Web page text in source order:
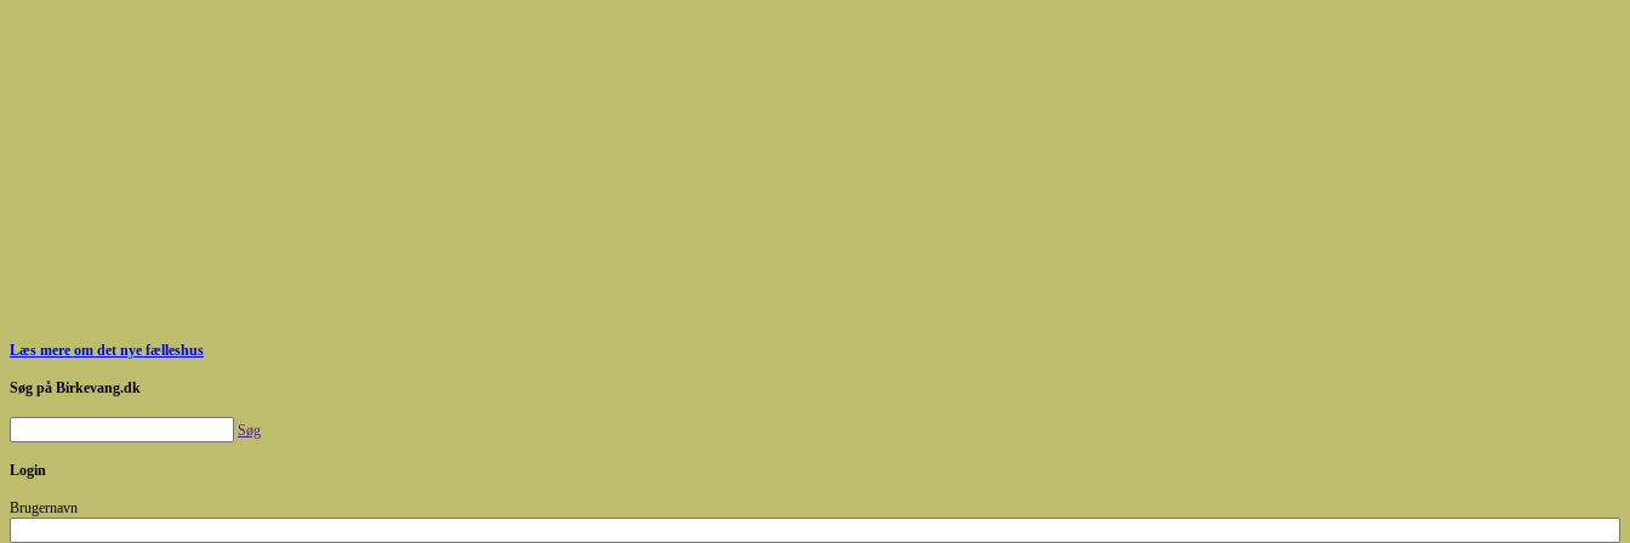
Læs mere om det nye fælleshus
Søg på Birkevang.dk
Søg
Login
Brugernavn